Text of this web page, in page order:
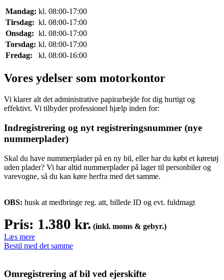
Mandag: kl. 08:00-17:00
Tirsdag: kl. 08:00-17:00
Onsdag: kl. 08:00-17:00
Torsdag: kl. 08:00-17:00
Fredag:
kl. 08:00-16:00
Vores ydelser som motorkontor
Vi klarer alt det administrative papirarbejde for dig hurtigt og
effektivt. Vi tilbyder professionel hjælp inden for:
Indregistrering og nyt registreringsnummer (nye
nummerplader)
Skal du have nummerplader på en ny bil, eller har du købt et køretøj
uden plader? Vi har altid nummerplader på lager til personbiler og
varevogne, så du kan køre herfra med det samme.
OBS: husk at medbringe reg. att, billede ID og evt. fuldmagt
Pris: 1.380 kr. (inkl. moms & gebyr.)
Læs mere
Bestil med det samme
Omregistrering af bil ved ejerskifte